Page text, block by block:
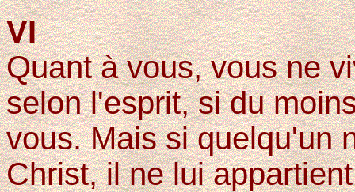
VI
Quant à vous, vous ne
selon l'esprit, si du
vous. Mais si quelqu'un
Christ, il ne lui